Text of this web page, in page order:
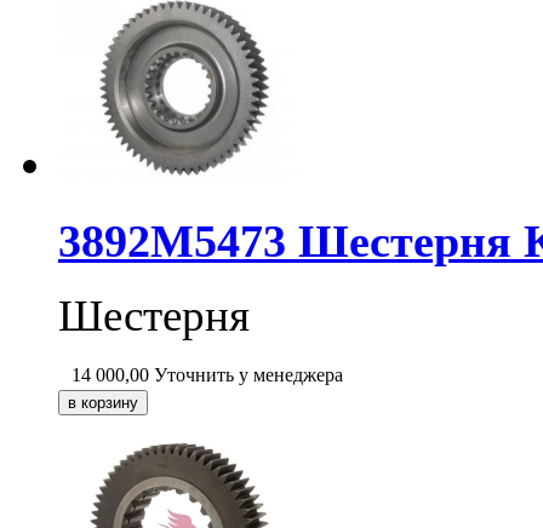
3892M5473
Шестерня
14 000,00 Уточнить у менеджера